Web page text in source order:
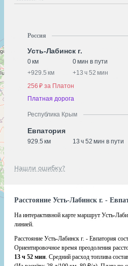
Россия
Усть-Лабинск г.
0 км
0 мин в пути
+929.5 км +13 ч 52 мин
256 ₽ за Платон
Платная дорога
Республика Крым
Евпатория
929.5 км 13 ч 52 мин в пути
Нашли ошибку?
Расстояние Усть-Лабинск г. -
На интерактивной карте маршрут Усть-
линией.
Расстояние Усть-Лабинск г. - Евпатория
Ориентировочное время преодоления
13 ч 52 мин. Средний расход топлива